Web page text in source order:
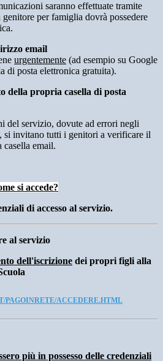
saranno effettuate tramite
per famiglia dovrà possedere
email
urgentemente (ad esempio su Google
di posta elettronica gratuita).
della propria casella di posta
del servizio, dovute ad errori negli
si invitano tutti i genitori a verificare il
email.
si accede?
di accesso al servizio.
al servizio
dell'iscrizione dei propri figli alla
PAGOINRETE/ACCEDERE.HTML
più in possesso delle credenziali